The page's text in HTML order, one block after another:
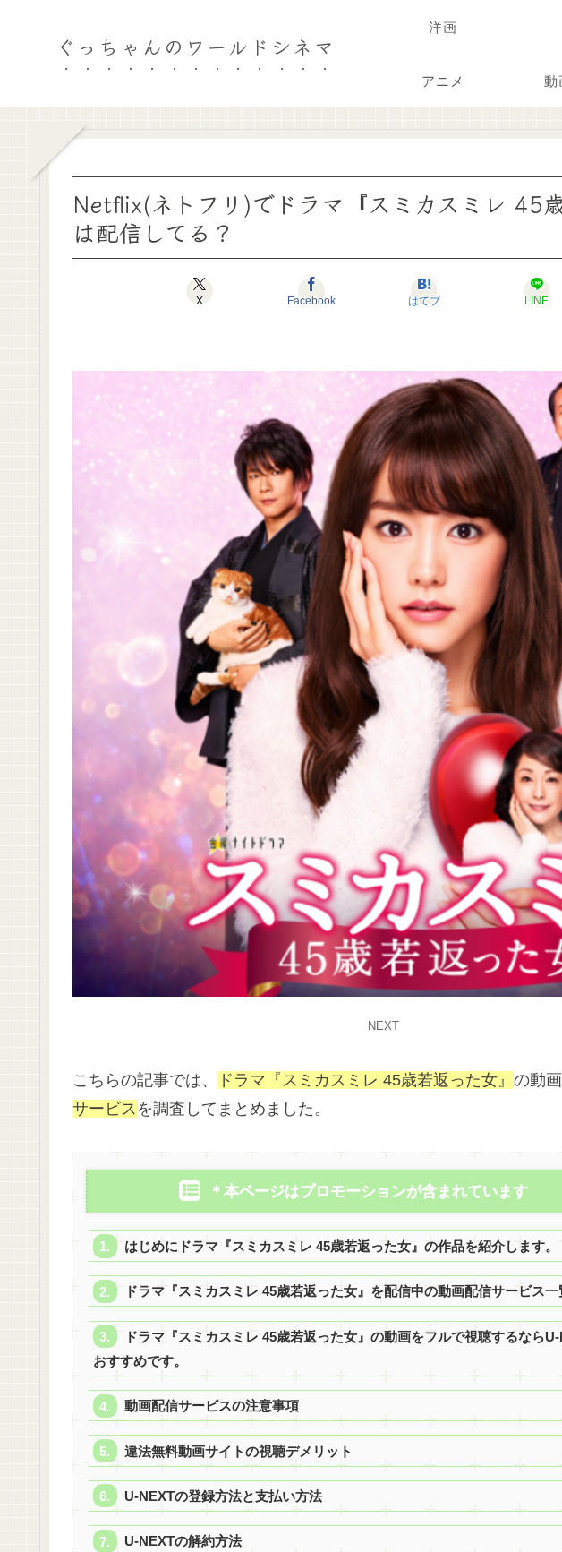
ぐっちゃんのワールドシネマ
洋画
アニメ 動
Netflix(ネトフリ)でドラマ『スミカスミレ 45
は配信してる？
X Facebook はてブ LINE
引用元
NEXT
こちらの記事では、 ドラマ『スミカスミレ 45歳若返った女』 の動
サービス を調査してまとめました。
＊本ページはプロモーションが含まれています
はじめにドラマ『スミカスミレ 45歳若返った女』の作品を紹介します。
ドラマ『スミカスミレ 45歳若返った女』を配信中の動画配信サービス一
ドラマ『スミカスミレ 45歳若返った女』の動画をフルで視聴するなら
おすすめです。
動画配信サービスの注意事項
違法無料動画サイトの視聴デメリット
U-NEXTの登録方法と支払い方法
U-NEXTの解約方法